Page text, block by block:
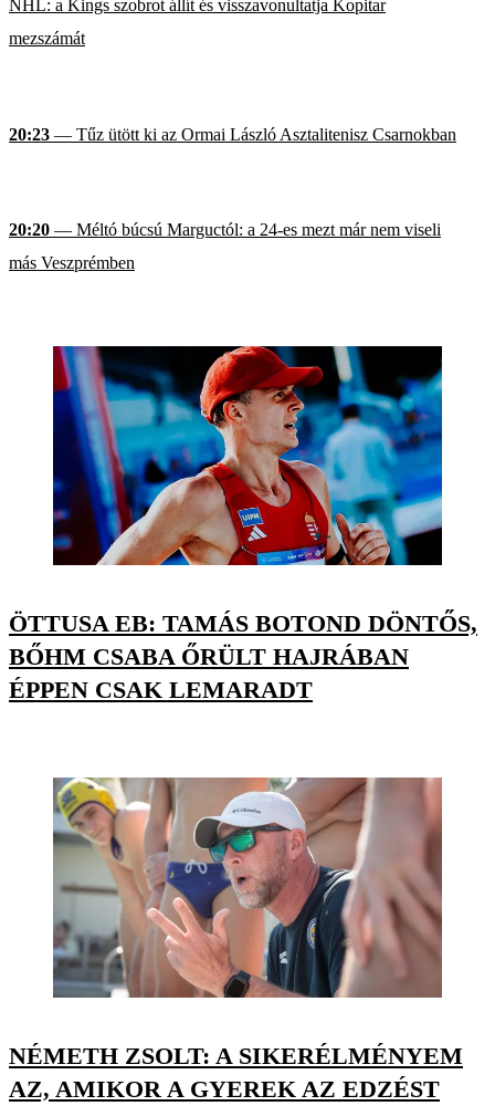
NHL: a Kings szobrot állít és visszavonultatja Kopitar
mezszámát
20:23 — Tűz ütött ki az Ormai László Asztalitenisz Csarnokban
20:20 — Méltó búcsú Marguctól: a 24-es mezt már nem viseli
más Veszprémben
ÖTTUSA EB: TAMÁS BOTOND DÖNTŐS,
BŐHM CSABA ŐRÜLT HAJRÁBAN
ÉPPEN CSAK LEMARADT
NÉMETH ZSOLT: A SIKERÉLMÉNYEM
AZ, AMIKOR A GYEREK AZ EDZÉST